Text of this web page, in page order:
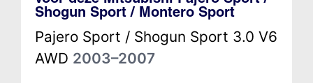
Shogun Sport / Montero Sport
Pajero Sport / Shogun Sport 3.0 V6
AWD 2003–2007